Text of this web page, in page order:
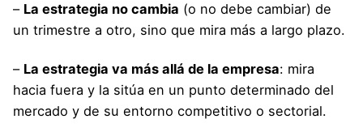
– La estrategia no cambia (o no debe cambiar) de
un trimestre a otro, sino que mira más a largo plazo.
– La estrategia va más allá de la empresa: mira
hacia fuera y la sitúa en un punto determinado del
mercado y de su entorno competitivo o sectorial.